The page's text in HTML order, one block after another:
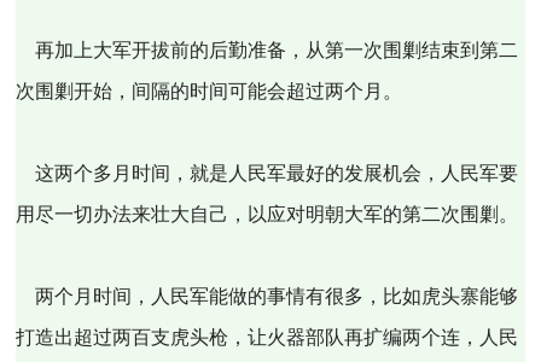
再加上大军开拔前的后勤准备，从第一次围剿结束到第二
次围剿开始，间隔的时间可能会超过两个月。
这两个多月时间，就是人民军最好的发展机会，人民军要
用尽一切办法来壮大自己，以应对明朝大军的第二次围剿。
两个月时间，人民军能做的事情有很多，比如虎头寨能够
打造出超过两百支虎头枪，让火器部队再扩编两个连，人民